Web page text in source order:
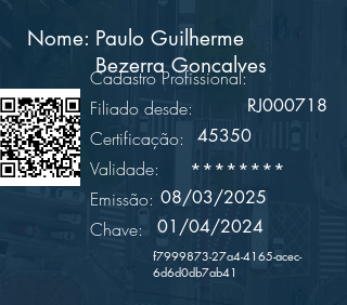
Nome:
Cadastro Profissional:
Filiado desde:
Certificação:
Validade:
Emissão:
Chave:
f7999873-27a4-4165-acec-
6d6d0db7ab41
08/03/2025
Paulo Guilherme
Bezerra Goncalves
01/04/2024
********
45350
RJ000718